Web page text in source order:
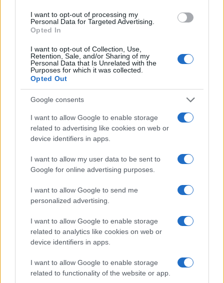
I want to opt-out of processing my
Personal Data for Targeted Advertising.
Opted In
I want to opt-out of Collection, Use,
Retention, Sale, and/or Sharing of my
Personal Data that Is Unrelated with the
Purposes for which it was collected.
Opted Out
Google consents
I want to allow Google to enable storage
related to advertising like cookies on web or
device identifiers in apps.
I want to allow my user data to be sent to
Google for online advertising purposes.
I want to allow Google to send me
personalized advertising.
I want to allow Google to enable storage
related to analytics like cookies on web or
device identifiers in apps.
I want to allow Google to enable storage
related to functionality of the website or app.
Continua a leggere
LIFESTYLE
Sri Lanka: itinerari tra spiritualità, architettura e